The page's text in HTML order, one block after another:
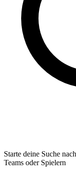
Starte deine Suche
Teams oder Spielern